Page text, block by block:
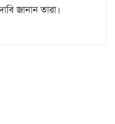
জানান তারা।